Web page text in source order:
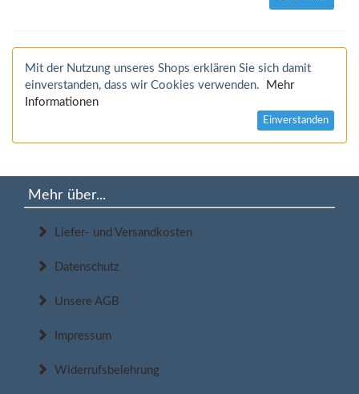
Mit der Nutzung unseres Shops erklären Sie sich damit
einverstanden, dass wir Cookies verwenden.
Mehr
Informationen
Einverstanden
Mehr über...
Liefer- und Versandkosten
Datenschutz
Unsere AGB
Impressum
Widerrufsbelehrung